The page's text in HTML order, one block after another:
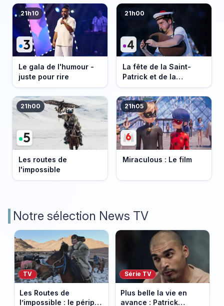
21h10
Le gala de l'humour -
juste pour rire
21h00
La fête de la Saint-
Patrick et de la
Bretagne
21h00
Les routes de
l'impossible
21h05
Miraculous : Le film
Notre sélection News TV
TV
Les Routes de
l’impossible : le périple
Série TV
Plus belle la vie en
avance : Patrick